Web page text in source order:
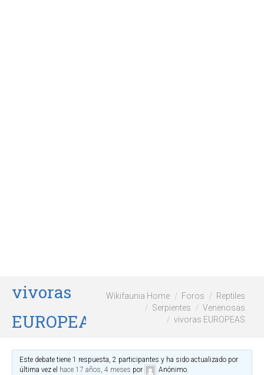
vivoras
EUROPEAS
Wikifaunia Home Foros
Reptiles
Serpientes
Venenosas
vivoras EUROPEAS
Este debate tiene 1 respuesta, 2 participantes y ha sido actualizado por
última vez el hace 17 años, 4 meses por Anónimo.